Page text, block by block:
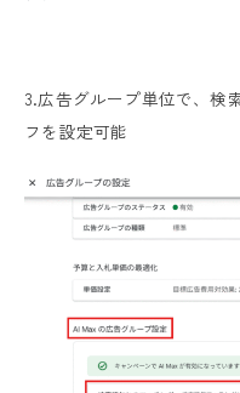
3.広告グループ単位で、検
フを設定可能